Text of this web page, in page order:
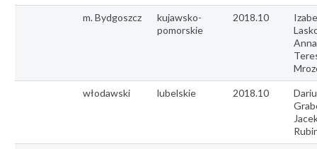
m. Bydgoszcz
kujawsko-
pomorskie
2018.10
włodawski lubelskie 2018.10